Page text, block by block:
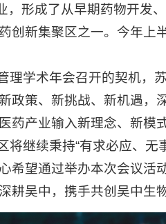
，形成了从早期药物开发
创新集聚区之一。今年
学术年会召开的契机，
政策、新挑战、新机遇
药产业输入新理念、新模
继续秉持“有求必应、无
希望通过举办本次会议
耕吴中，携手共创吴中生